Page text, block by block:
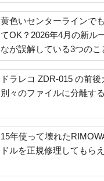
黄色いセンターラインで
てOK？2026年4月の新ル
なが誤解している3つのこ
ドラレコ ZDR-015 の前
別々のファイルに分離す
15年使って壊れた
ドルを正規修理してもら